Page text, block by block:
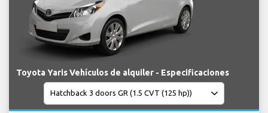
Toyota Yaris Vehículos de alquiler - Especificaciones